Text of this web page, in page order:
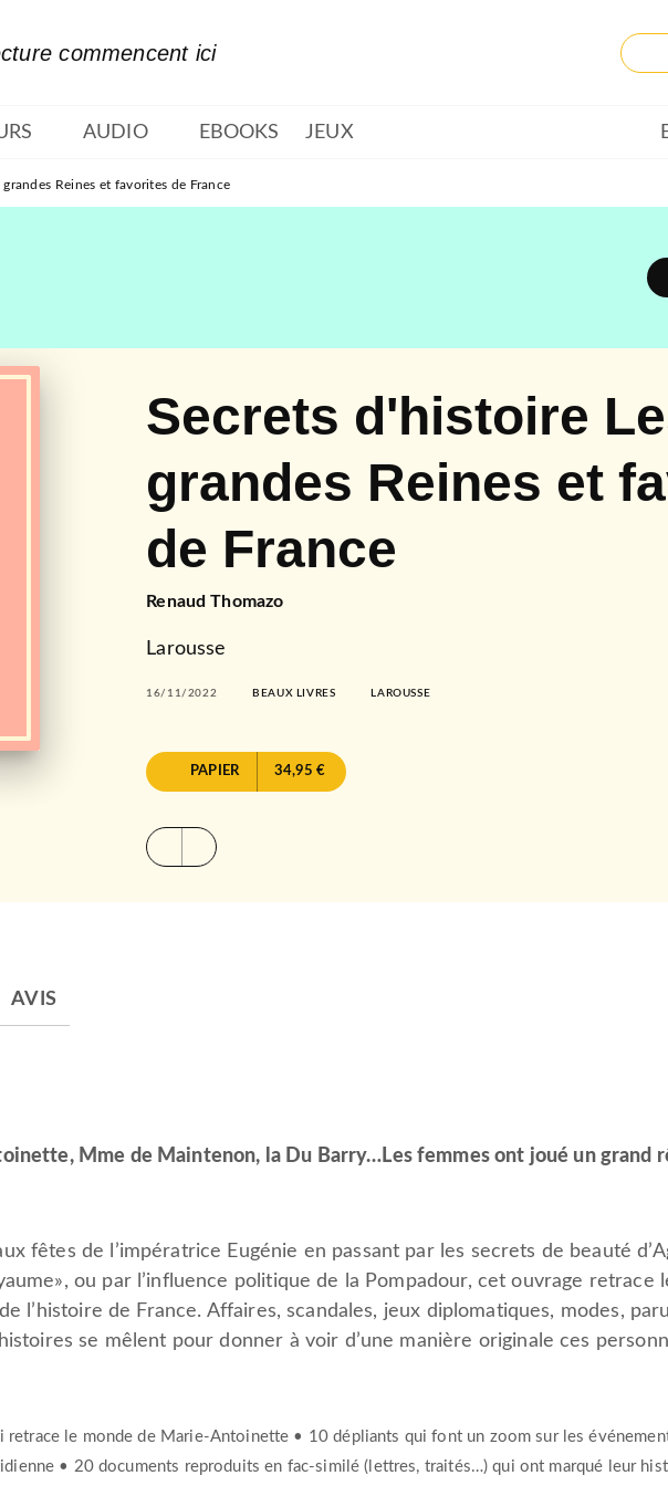
commencent ici
AUDIO EBOOKS JEUX
Reines et favorites de France
Secrets d'histoire
grandes Reines et
de France
Renaud Thomazo
Larousse
16/11/2022 BEAUX LIVRES LAROUSSE
PAPIER 34,95 €
AVIS
Mme de Maintenon, la Du Barry…Les femmes ont joué un grand
fêtes de l’impératrice Eugénie en passant par les secrets de beauté
ou par l’influence politique de la Pompadour, cet ouvrage retrace
l’histoire de France. Affaires, scandales, jeux diplomatiques, modes,
se mêlent pour donner à voir d’une manière originale ces
retrace le monde de Marie-Antoinette • 10 dépliants qui font un zoom sur les
• 20 documents reproduits en fac-similé (lettres, traités…) qui ont marqué leur